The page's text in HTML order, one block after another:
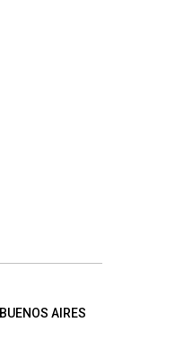
AIRES